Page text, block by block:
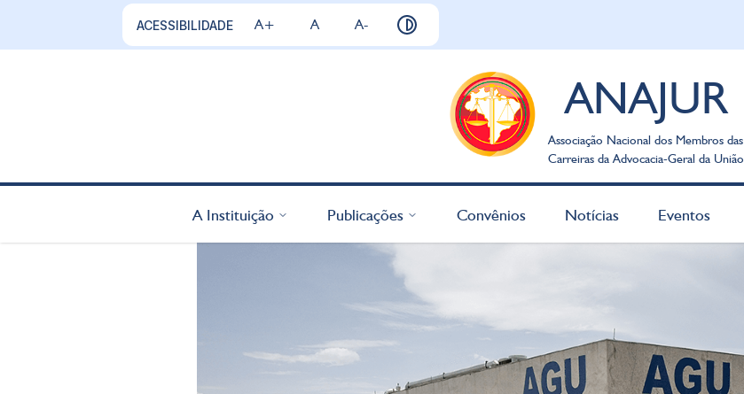
ACESSIBILIDADE A+ A A-
ANAJUR
Associação Nacional dos Membros das
Carreiras da Advocacia-Geral da União
A Instituição Publicações Convênios Notícias Eventos